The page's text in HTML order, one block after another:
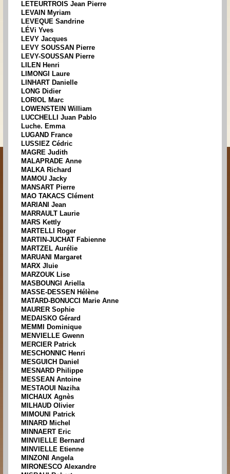
LETEURTROIS Jean Pierre
LEVAIN Myriam
LEVEQUE Sandrine
LÉVi Yves
LEVY Jacques
LEVY SOUSSAN Pierre
LEVY-SOUSSAN Pierre
LILEN Henri
LIMONGI Laure
LINHART Danielle
LONG Didier
LORIOL Marc
LOWENSTEIN William
LUCCHELLI Juan Pablo
Luche. Emma
LUGAND France
LUSSIEZ Cédric
MAGRE Judith
MALAPRADE Anne
MALKA Richard
MAMOU Jacky
MANSART Pierre
MAO TAKACS Clément
MARIANI Jean
MARRAULT Laurie
MARS Kettly
MARTELLI Roger
MARTIN-JUCHAT Fabienne
MARTZEL Aurélie
MARUANI Margaret
MARX Jluie
MARZOUK Lise
MASBOUNGI Ariella
MASSE-DESSEN Hélène
MATARD-BONUCCI Marie Anne
MAURER Sophie
MEDAISKO Gérard
MEMMI Dominique
MENVIELLE Gwenn
MERCIER Patrick
MESCHONNIC Henri
MESGUICH Daniel
MESNARD Philippe
MESSEAN Antoine
MESTAOUI Naziha
MICHAUX Agnès
MILHAUD Olivier
MIMOUNI Patrick
MINARD Michel
MINNAERT Eric
MINVIELLE Bernard
MINVIELLE Etienne
MINZONI Angela
MIRONESCO Alexandre